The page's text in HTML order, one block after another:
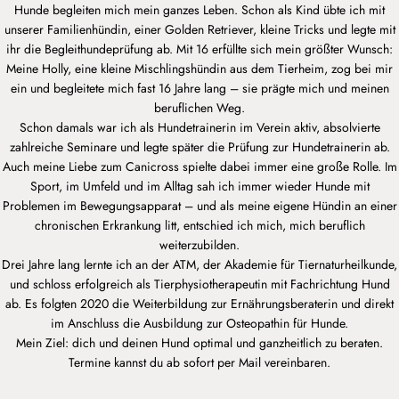
Hunde begleiten mich mein ganzes Leben. Schon als Kind übte ich mit
unserer Familienhündin, einer Golden Retriever, kleine Tricks und legte mit
ihr die Begleithundeprüfung ab. Mit 16 erfüllte sich mein größter Wunsch:
Meine Holly, eine kleine Mischlingshündin aus dem Tierheim, zog bei mir
ein und begleitete mich fast 16 Jahre lang – sie prägte mich und meinen
beruflichen Weg.
Schon damals war ich als Hundetrainerin im Verein aktiv, absolvierte
zahlreiche Seminare und legte später die Prüfung zur Hundetrainerin ab.
Auch meine Liebe zum Canicross spielte dabei immer eine große Rolle. Im
Sport, im Umfeld und im Alltag sah ich immer wieder Hunde mit
Problemen im Bewegungsapparat – und als meine eigene Hündin an einer
chronischen Erkrankung litt, entschied ich mich, mich beruflich
weiterzubilden.
Drei Jahre lang lernte ich an der ATM, der Akademie für Tiernaturheilkunde,
und schloss erfolgreich als Tierphysiotherapeutin mit Fachrichtung Hund
ab. Es folgten 2020 die Weiterbildung zur Ernährungsberaterin und direkt
im Anschluss die Ausbildung zur Osteopathin für Hunde.
Mein Ziel: dich und deinen Hund optimal und ganzheitlich zu beraten.
Termine kannst du ab sofort per Mail vereinbaren.